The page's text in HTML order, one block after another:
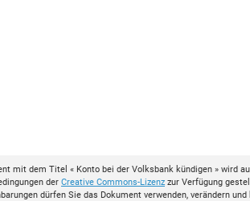
mit dem Titel « Konto bei der Volksbank kündigen » wird
der Creative Commons-Lizenz zur Verfügung
dürfen Sie das Dokument verwenden, verändern